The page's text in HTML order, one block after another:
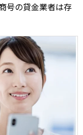
号の貸金業者は存